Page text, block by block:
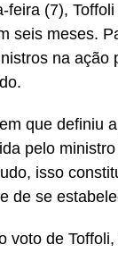
feira (7),
seis meses.
na ação
que definiu
pelo
isso
de se
voto de